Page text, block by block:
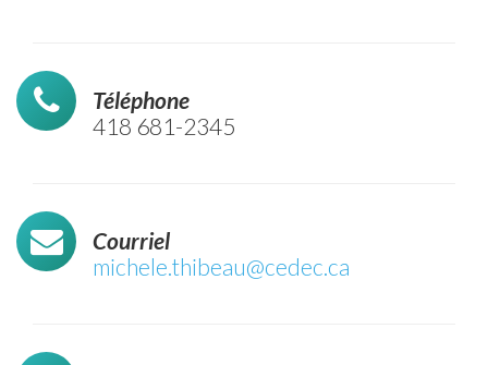
Téléphone
418 681-2345
Courriel
michele.thibeau@cedec.ca